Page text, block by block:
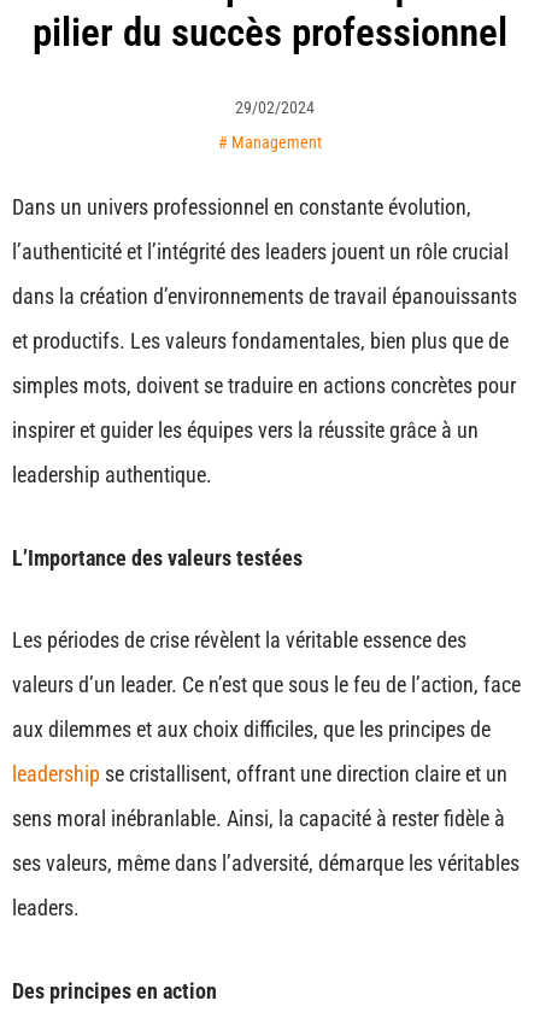
pilier du succès professionnel
29/02/2024
# Management
Dans un univers professionnel en constante évolution,
l’authenticité et l’intégrité des leaders jouent un rôle crucial
dans la création d’environnements de travail épanouissants
et productifs. Les valeurs fondamentales, bien plus que de
simples mots, doivent se traduire en actions concrètes pour
inspirer et guider les équipes vers la réussite grâce à un
leadership authentique.
L’Importance des valeurs testées
Les périodes de crise révèlent la véritable essence des
valeurs d’un leader. Ce n’est que sous le feu de l’action, face
aux dilemmes et aux choix difficiles, que les principes de
leadership se cristallisent, offrant une direction claire et un
sens moral inébranlable. Ainsi, la capacité à rester fidèle à
ses valeurs, même dans l’adversité, démarque les véritables
leaders.
Des principes en action